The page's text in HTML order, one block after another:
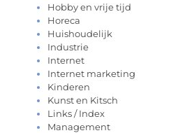
Hobby en vrije tijd
Horeca
Huishoudelijk
Industrie
Internet
Internet marketing
Kinderen
Kunst en Kitsch
Links / Index
Management